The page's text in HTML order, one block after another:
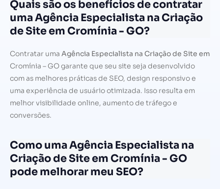
Quais são os benefícios de contratar
uma Agência Especialista na Criação
de Site em Cromínia - GO?
Contratar uma Agência Especialista na Criação de Site em
Cromínia – GO garante que seu site seja desenvolvido
com as melhores práticas de SEO, design responsivo e
uma experiência de usuário otimizada. Isso resulta em
melhor visibilidade online, aumento de tráfego e
conversões.
Como uma Agência Especialista na
Criação de Site em Cromínia - GO
pode melhorar meu SEO?